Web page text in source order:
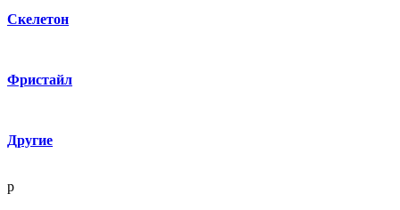
Скелетон
Фристайл
Другие
p